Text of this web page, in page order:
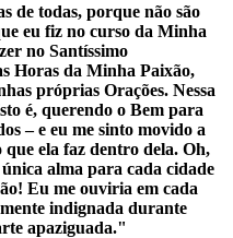
de todas, porque não são
eu fiz no curso da Minha
no Santíssimo
Horas da Minha Paixão,
próprias Orações. Nessa
é, querendo o Bem para
– e eu me sinto movido a
ela faz dentro dela. Oh,
alma para cada cidade
Eu me ouviria em cada
indignada durante
apaziguada."